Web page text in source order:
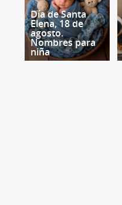
Día de Santa
Elena, 18 de
agosto.
Nombres para
niña